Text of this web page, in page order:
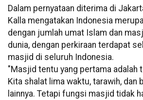
Dalam pernyataan diterima di
Kalla mengatakan Indonesia
dengan jumlah umat Islam dan
dunia, dengan perkiraan terdapat
masjid di seluruh Indonesia.
"Masjid tentu yang pertama adalah
Kita shalat lima waktu, tarawih, dan
lainnya. Tetapi fungsi masjid tidak